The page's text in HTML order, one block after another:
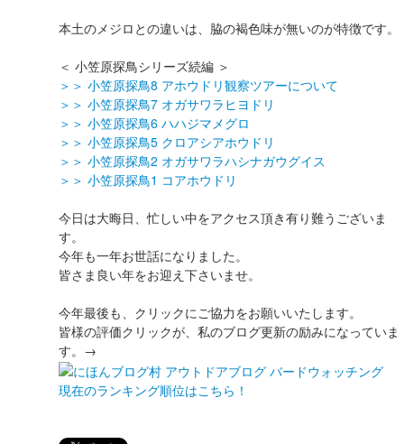
本土のメジロとの違いは、脇の褐色味が無いのが特徴です。
＜ 小笠原探鳥シリーズ続編 ＞
＞＞ 小笠原探鳥8 アホウドリ観察ツアーについて
＞＞ 小笠原探鳥7 オガサワラヒヨドリ
＞＞ 小笠原探鳥6 ハハジマ‪メグロ‬
＞＞ 小笠原探鳥5 クロアシアホウドリ
＞＞ 小笠原探鳥2 オガサワラハシナガウグイス
＞＞ 小笠原探鳥1 コアホウドリ
今日は大晦日、忙しい中をアクセス頂き有り難うございま
す。
今年も一年お世話になりました。
皆さま良い年をお迎え下さいませ。
今年最後も、クリックにご協力をお願いいたします。
皆様の評価クリックが、私のブログ更新の励みになっていま
す。→
現在のランキング順位はこちら！